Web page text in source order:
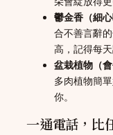
鬱金香（細心
合不善言辭
高，記得每天
盆栽植物（會
多肉植物簡
你。
一通電話，比